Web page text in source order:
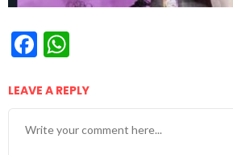
Facebook
LEAVE A REPLY